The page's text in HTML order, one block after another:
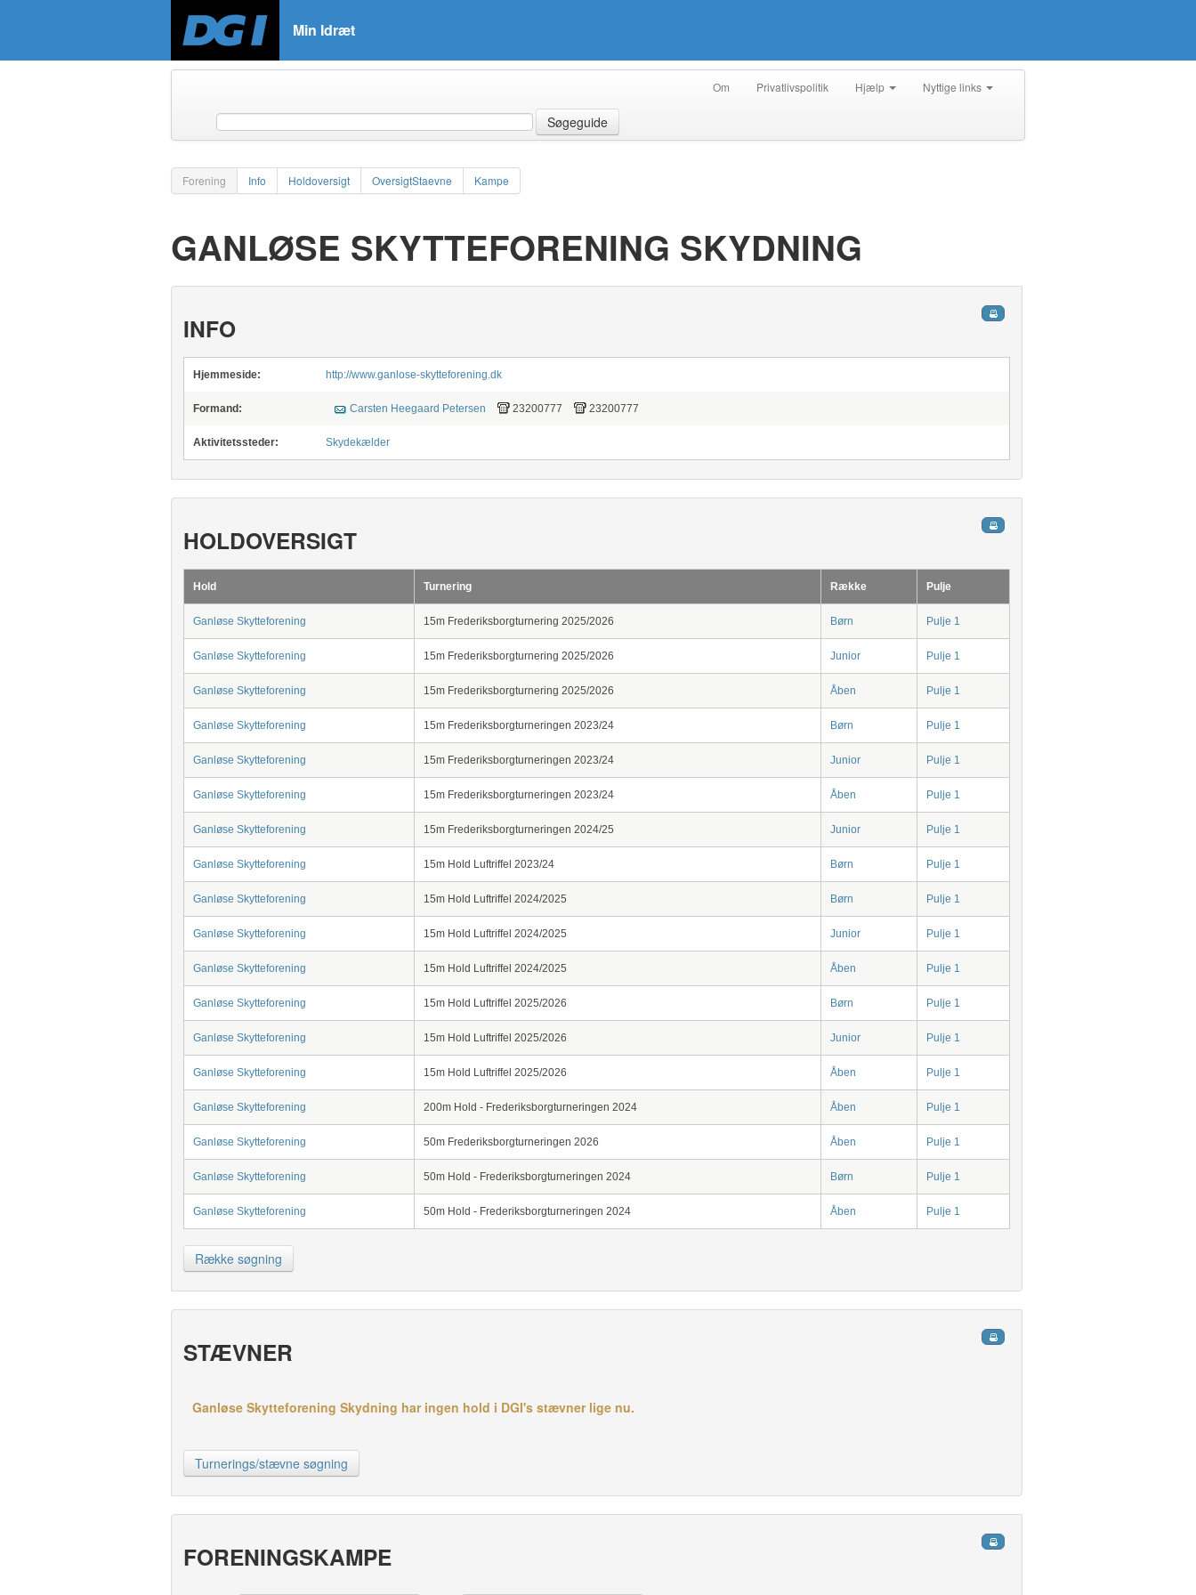
Min Idræt
Om Privatlivspolitik Hjælp Nyttige links
Søgeguide
Forening Info Holdoversigt OversigtStaevne Kampe
GANLØSE SKYTTEFORENING SKYDNING
INFO
Hjemmeside: http://www.ganlose-skytteforening.dk
Formand: Carsten Heegaard Petersen 23200777 23200777
Aktivitetssteder: Skydekælder
HOLDOVERSIGT
Hold Turnering Række Pulje
Ganløse Skytteforening 15m Frederiksborgturnering 2025/2026 Børn Pulje 1
Ganløse Skytteforening 15m Frederiksborgturnering 2025/2026 Junior Pulje 1
Ganløse Skytteforening 15m Frederiksborgturnering 2025/2026 Åben Pulje 1
Ganløse Skytteforening 15m Frederiksborgturneringen 2023/24 Børn Pulje 1
Ganløse Skytteforening 15m Frederiksborgturneringen 2023/24 Junior Pulje 1
Ganløse Skytteforening 15m Frederiksborgturneringen 2023/24 Åben Pulje 1
Ganløse Skytteforening 15m Frederiksborgturneringen 2024/25 Junior Pulje 1
Ganløse Skytteforening 15m Hold Luftriffel 2023/24 Børn Pulje 1
Ganløse Skytteforening 15m Hold Luftriffel 2024/2025 Børn Pulje 1
Ganløse Skytteforening 15m Hold Luftriffel 2024/2025 Junior Pulje 1
Ganløse Skytteforening 15m Hold Luftriffel 2024/2025 Åben Pulje 1
Ganløse Skytteforening 15m Hold Luftriffel 2025/2026 Børn Pulje 1
Ganløse Skytteforening 15m Hold Luftriffel 2025/2026 Junior Pulje 1
Ganløse Skytteforening 15m Hold Luftriffel 2025/2026 Åben Pulje 1
Ganløse Skytteforening 200m Hold - Frederiksborgturneringen 2024 Åben Pulje 1
Ganløse Skytteforening 50m Frederiksborgturneringen 2026 Åben Pulje 1
Ganløse Skytteforening 50m Hold - Frederiksborgturneringen 2024 Børn Pulje 1
Ganløse Skytteforening 50m Hold - Frederiksborgturneringen 2024 Åben Pulje 1
Række søgning
STÆVNER
Ganløse Skytteforening Skydning har ingen hold i DGI's stævner lige nu.
Turnerings/stævne søgning
FORENINGSKAMPE